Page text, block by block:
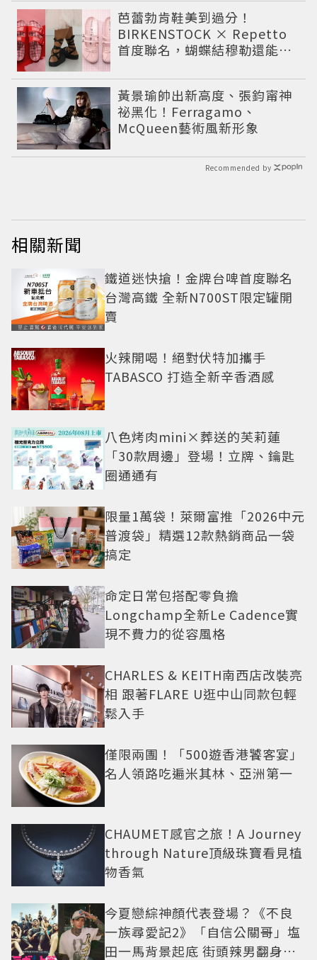
芭蕾勃肯鞋美到過分！
BIRKENSTOCK × Repetto
首度聯名，蝴蝶結穆勒還能綁
黃景瑜帥出新高度、張鈞甯神
祕黑化！Ferragamo、
McQueen藝術風新形象
Recommended by
相關新聞
鐵道迷快搶！金牌台啤首度聯名
台灣高鐵 全新N700ST限定罐開
賣
火辣開喝！絕對伏特加攜手
TABASCO 打造全新辛香酒感
八色烤肉mini×葬送的芙莉蓮
「30款周邊」登場！立牌、鑰匙
圈通通有
限量1萬袋！萊爾富推「2026中元
普渡袋」精選12款熱銷商品一袋
搞定
命定日常包搭配零負擔
Longchamp全新Le Cadence實
現不費力的從容風格
CHARLES & KEITH南西店改裝亮
相 跟著FLARE U逛中山同款包輕
鬆入手
僅限兩團！「500遊香港饕客宴」
名人領路吃遍米其林、亞洲第一
CHAUMET感官之旅！A Journey
through Nature頂級珠寶看見植
物香氣
今夏戀綜神顏代表登場？《不良
一族尋愛記2》「自信公關哥」塩
田一馬背景起底 街頭辣男翻身當